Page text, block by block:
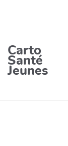
Carto
Santé
Jeunes